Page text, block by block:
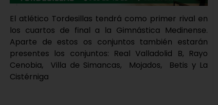
El atlético Tordesillas tendrá como primer rival en
los cuartos de final a la Gimnástica Medinense.
Aparte de estos os conjuntos también estarán
presentes los conjuntos: Real Valladolid B, Rayo
Cenobia, Villa de Simancas, Mojados, Betis y La
Cistérniga